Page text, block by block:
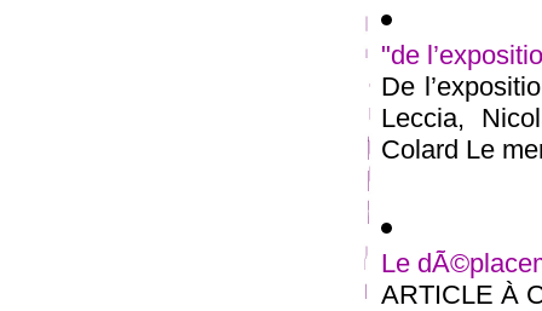
"de
De
Leccia,
Colard Le
Le
ARTICLE À